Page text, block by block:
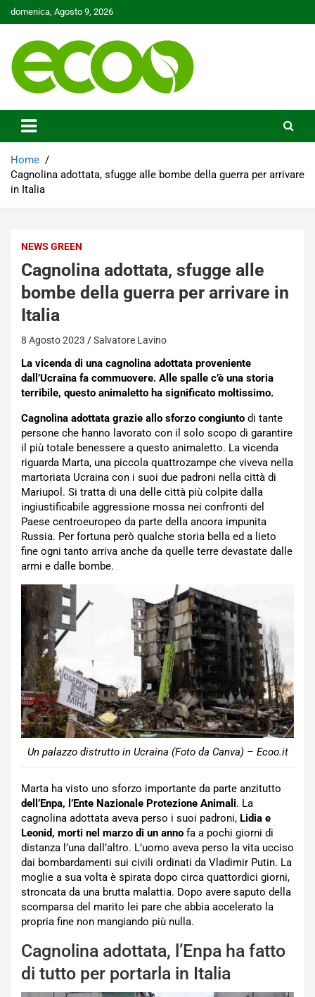
Skip
to
domenica, Agosto 9, 2026
Ecoo.it
Home
Cagnolina adottata, sfugge alle bombe della guerra per arrivare
in Italia
NEWS GREEN
Cagnolina adottata, sfugge alle
bombe della guerra per arrivare in
Italia
8 Agosto 2023 Salvatore Lavino
La vicenda di una cagnolina adottata proveniente
dall’Ucraina fa commuovere. Alle spalle c’è una storia
terribile, questo animaletto ha significato moltissimo.
Cagnolina adottata grazie allo sforzo congiunto di tante
persone che hanno lavorato con il solo scopo di garantire
il più totale benessere a questo animaletto. La vicenda
riguarda Marta, una piccola quattrozampe che viveva nella
martoriata Ucraina con i suoi due padroni nella città di
Mariupol. Si tratta di una delle città più colpite dalla
ingiustificabile aggressione mossa nei confronti del
Paese centroeuropeo da parte della ancora impunita
Russia. Per fortuna però qualche storia bella ed a lieto
fine ogni tanto arriva anche da quelle terre devastate dalle
armi e dalle bombe.
Un palazzo distrutto in Ucraina (Foto da Canva) – Ecoo.it
Marta ha visto uno sforzo importante da parte anzitutto
dell’Enpa, l’Ente Nazionale Protezione Animali. La
cagnolina adottata aveva perso i suoi padroni, Lidia e
Leonid, morti nel marzo di un anno fa a pochi giorni di
distanza l’una dall’altro. L’uomo aveva perso la vita ucciso
dai bombardamenti sui civili ordinati da Vladimir Putin. La
moglie a sua volta è spirata dopo circa quattordici giorni,
stroncata da una brutta malattia. Dopo avere saputo della
scomparsa del marito lei pare che abbia accelerato la
propria fine non mangiando più nulla.
Cagnolina adottata, l’Enpa ha fatto
di tutto per portarla in Italia